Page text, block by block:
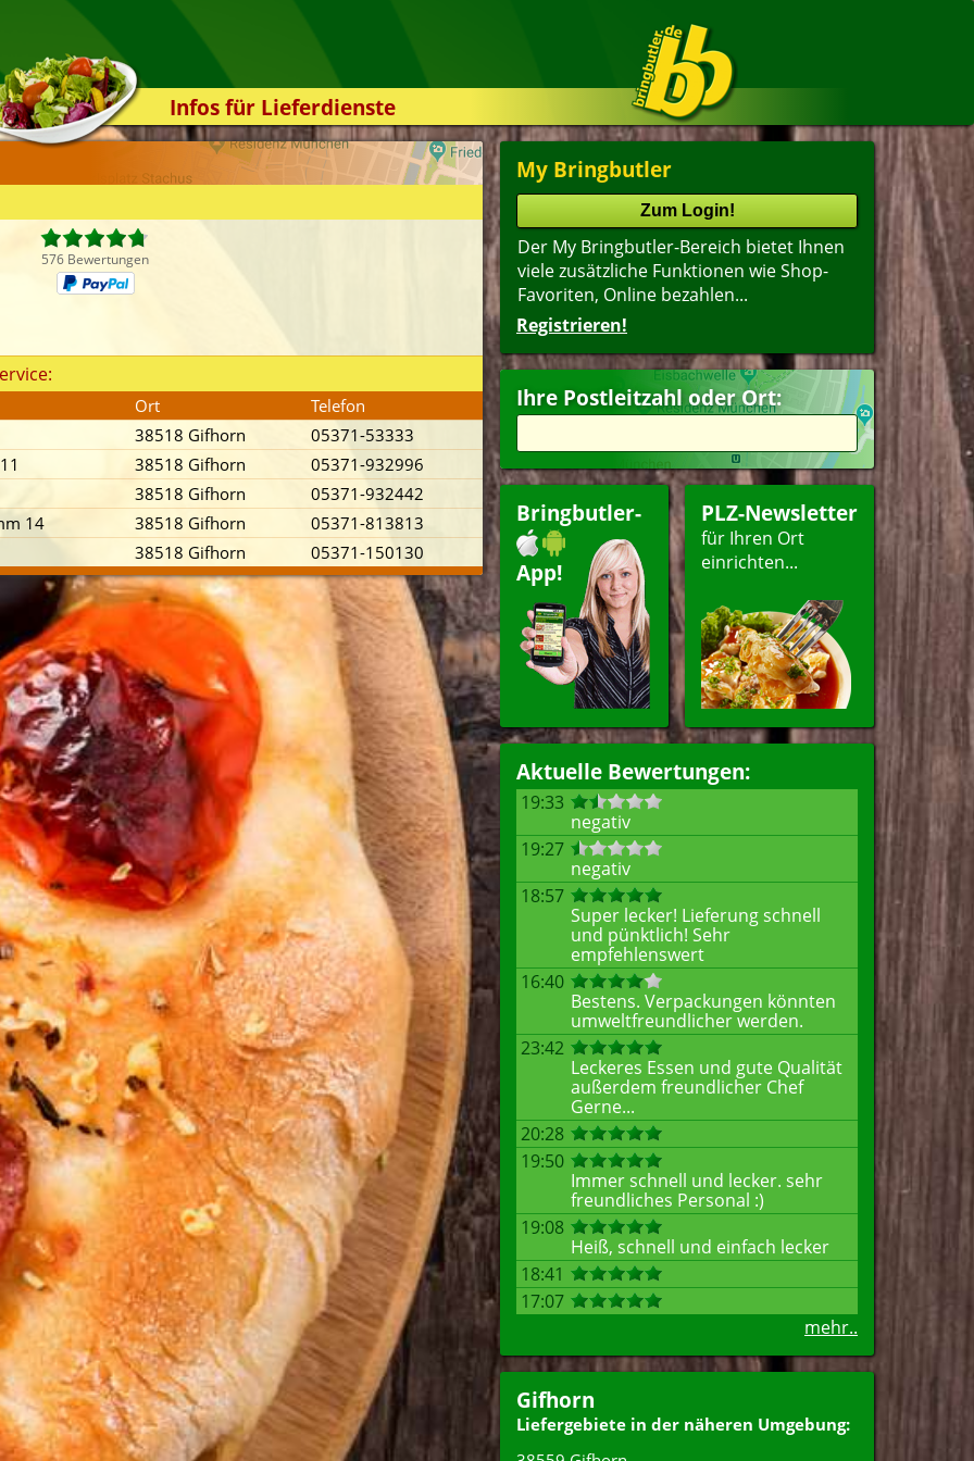
Infos für Lieferdienste
Kassensystem
Zuverlässigkeit
Kontakt
My Bringbutler
Der My Bringbutler-Bereich bietet Ihnen
viele zusätzliche Funktionen wie Shop-
Favoriten, Online bezahlen...
Registrieren!
Ihre Postleitzahl oder Ort:
Bringbutler-
App!
PLZ-Newsletter
für Ihren Ort
einrichten...
Aktuelle Bewertungen:
19:33
negativ
19:27
negativ
18:57
Super lecker! Lieferung schnell
und pünktlich! Sehr
empfehlenswert
16:40
Bestens. Verpackungen könnten
umweltfreundlicher werden.
23:42
Leckeres Essen und gute Qualität
außerdem freundlicher Chef
Gerne...
20:28
19:50
Immer schnell und lecker. sehr
freundliches Personal :)
19:08
Heiß, schnell und einfach lecker
18:41
17:07
mehr..
Gifhorn
Liefergebiete in der näheren Umgebung:
576 Bewertungen
Ort
Telefon
38518 Gifhorn
05371-53333
38518 Gifhorn
05371-932996
38518 Gifhorn
05371-932442
14 38518 Gifhorn
05371-813813
38518 Gifhorn 05371-150130